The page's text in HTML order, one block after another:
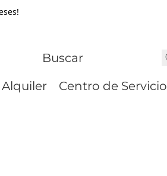
Alquiler Centro de Servicio